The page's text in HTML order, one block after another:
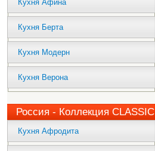
Кухня Афина
Кухня Берта
Кухня Модерн
Кухня Верона
Россия - Коллекция CLASSIC
Кухня Афродита